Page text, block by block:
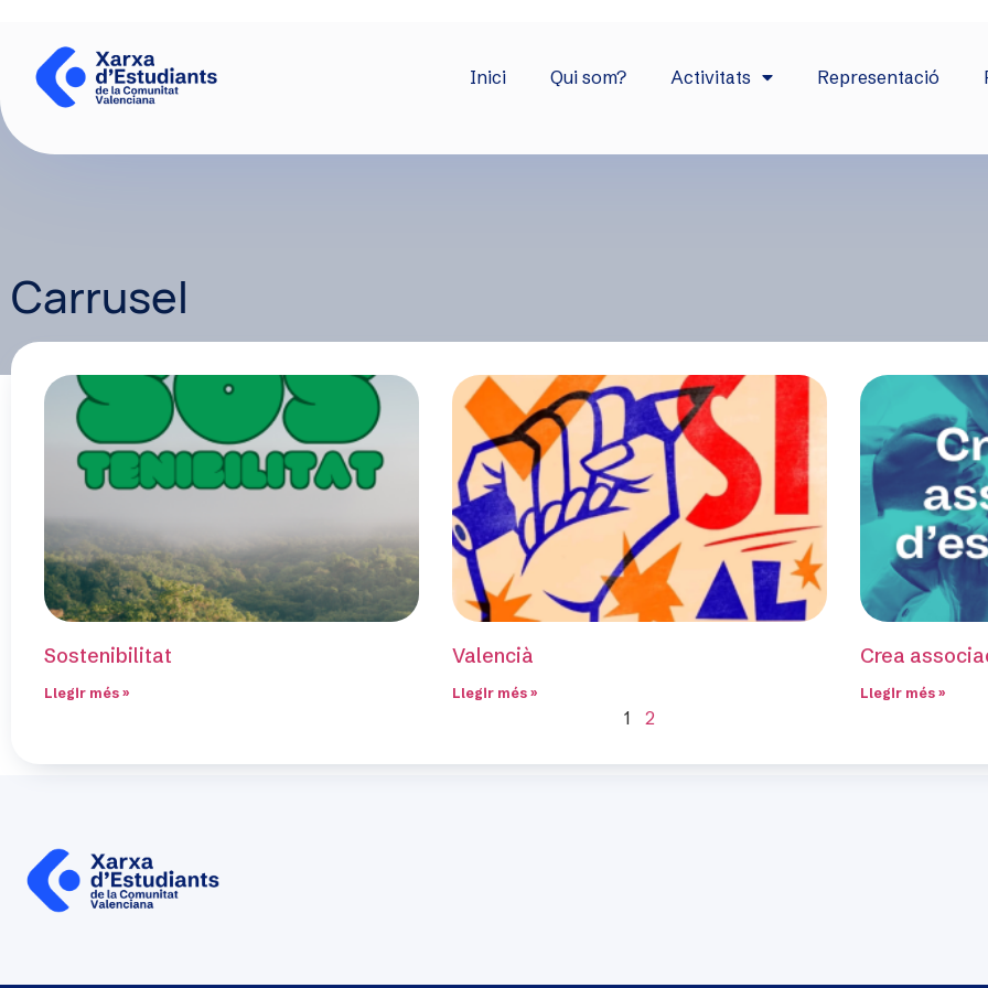
Inici Qui som? Activitats Representació
Carrusel
Sostenibilitat
Llegir més »
Valencià
Llegir més »
Crea
Llegir més »
1 2